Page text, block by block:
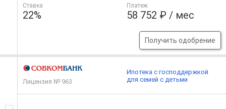
Ставка
22%
Платеж
58 752 ₽ / мес
Получить одобрение
Лицензия № 963
Ипотека с господдержкой
для семей с детьми